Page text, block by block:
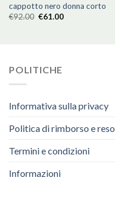
cappotto nero donna corto
€92.00 €61.00
POLITICHE
Informativa sulla privacy
Politica di rimborso e reso
Termini e condizioni
Informazioni